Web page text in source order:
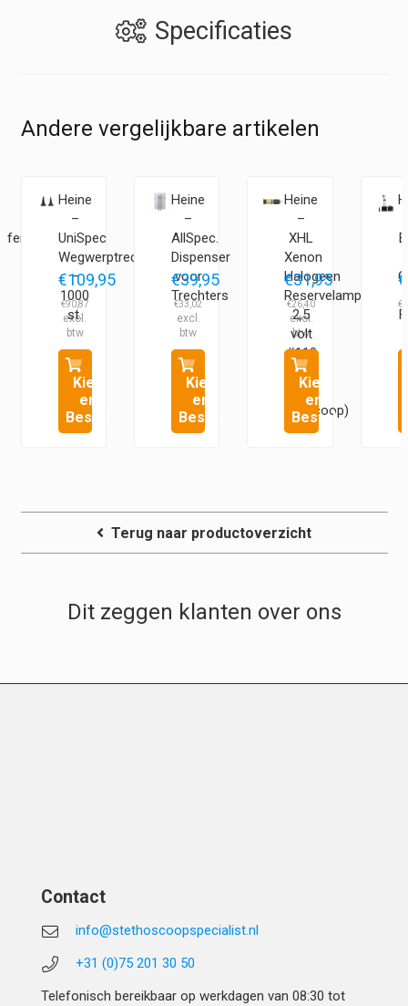
Specificaties
Andere vergelijkbare artikelen
Heine
–
UniSpec
Wegwerptrechters
–
1000
st.
€109,95
€90,87
Kies
en
Bestel
Heine
–
AllSpec.
Dispenser
voor
Trechters
€39,95
€33,02
Kies
en
Bestel
Heine
–
XHL
Xenon
Halogeen
Reservelamp
2,5
volt
#110
(MINI
3000
Otoscoop)
€31,95
€26,40
Kies
en
Bestel
€
€
Terug naar productoverzicht
Dit zeggen klanten over ons
Contact
info@stethoscoopspecialist.nl
+31 (0)75 201 30 50
Telefonisch bereikbaar op werkdagen van 08:30 tot